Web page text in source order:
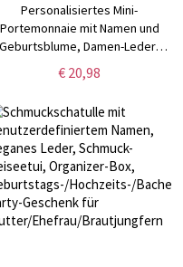
Personalisiertes Mini-
Portemonnaie mit Namen und
Geburtsblume, Damen-Leder-
Portemonnaie,
Reisekartenhalter, Brautparty-
Muttertagsgeschenk
für Sie/Mama
€ 20,98